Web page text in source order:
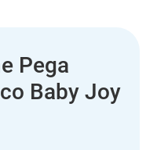
Pega
Baby Joy